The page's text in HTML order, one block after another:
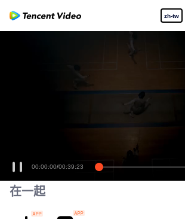
zh-tw
00:00:00/00:39:23
在一起